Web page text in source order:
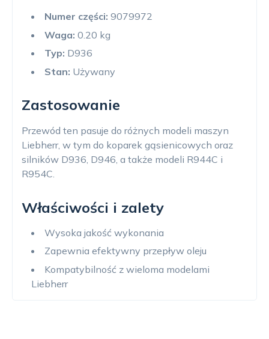
Numer części: 9079972
Waga: 0.20 kg
Typ: D936
Stan: Używany
Zastosowanie
Przewód ten pasuje do różnych modeli maszyn
Liebherr, w tym do koparek gąsienicowych oraz
silników D936, D946, a także modeli R944C i
R954C.
Właściwości i zalety
Wysoka jakość wykonania
Zapewnia efektywny przepływ oleju
Kompatybilność z wieloma modelami
Liebherr